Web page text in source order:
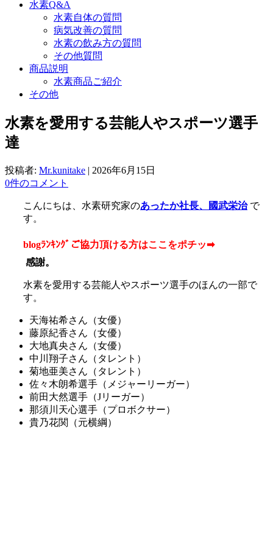
水素Q&A
水素自体の質問
病気改善の質問
水素の飲み方の質問
その他質問
商品説明
水素商品ご紹介
その他
水素を愛用する芸能人やスポーツ選手
達
投稿者: Mr.kunitake | 2026年6月15日
0件のコメント
こんにちは、水素研究家のあったか社長、國武栄治で
す。
blogﾗﾝｷﾝｸﾞご協力頂ける方はここをポチッ➡
感謝。
水素を愛用する芸能人やスポーツ選手のほんの一部で
す。
天海祐希さん（女優）
藤原紀香さん（女優）
大地真央さん（女優）
中川翔子さん（タレント）
菊地亜美さん（タレント）
佐々木朗希選手（メジャーリーガー）
前田大然選手（Jリーガー）
那須川天心選手（プロボクサー）
貴乃花関（元横綱）